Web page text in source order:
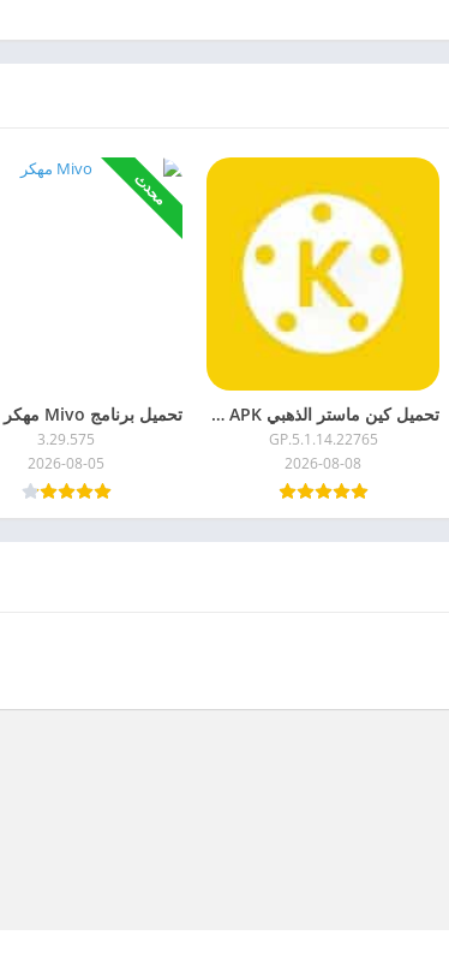
تحميل كين ماستر الذهبي KineMaster Gold APK مهكر 2026 للاندرويد
5.1.14.22765.GP
2026-08-08
محدث
3.29.575
2026-08-05